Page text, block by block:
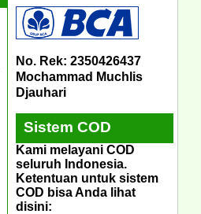
No. Rek: 2350426437
Mochammad Muchlis
Djauhari
Sistem COD
Kami melayani COD
seluruh Indonesia.
Ketentuan untuk sistem
COD bisa Anda lihat
disini: